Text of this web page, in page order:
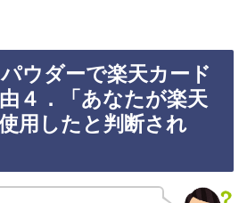
ウダーで楽天カード
４．「あなたが楽天
用したと判断され